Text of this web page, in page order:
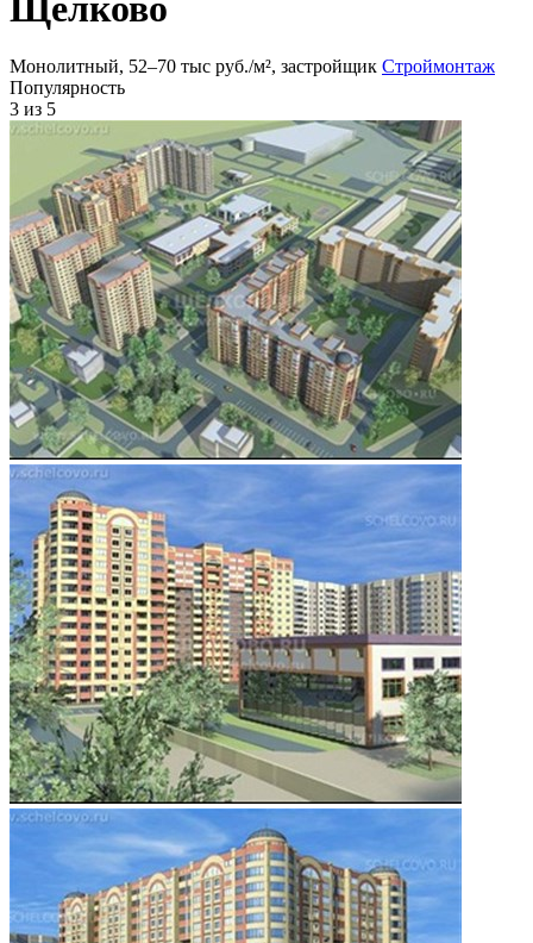
Монолитный, 52‒70 тыс руб./м², застройщик Строймонтаж
Популярность
3 из 5